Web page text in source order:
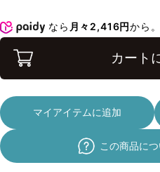
なら 月々2,416円から
カート
マイアイテムに追加
この商品に